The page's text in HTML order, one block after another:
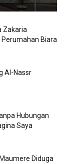
Zakaria
Biara
Al-Nassr
Hubungan
Saya
Diduga